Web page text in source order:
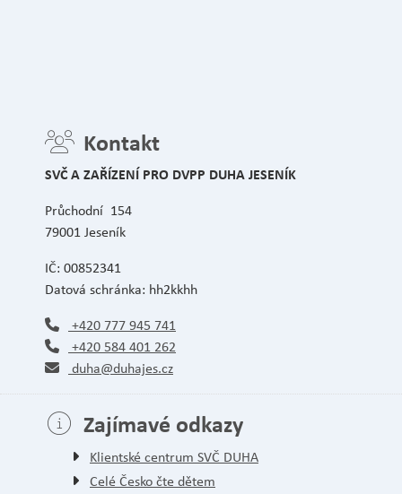
Kontakt
SVČ A ZAŘÍZENÍ PRO DVPP DUHA JESENÍK
Průchodní 154
79001 Jeseník
IČ: 00852341
Datová schránka: hh2kkhh
+420 777 945 741
+420 584 401 262
duha@duhajes.cz
Zajímavé odkazy
Klientské centrum SVČ DUHA
Celé Česko čte dětem